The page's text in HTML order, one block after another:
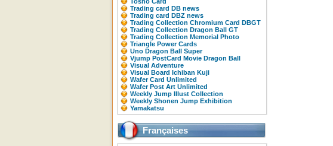
Trading card DB news
Trading card DBZ news
Trading Collection Chromium Card DBGT
Trading Collection Dragon Ball GT
Trading Collection Memorial Photo
Triangle Power Cards
Uno Dragon Ball Super
Vjump PostCard Movie Dragon Ball
Visual Adventure
Visual Board Ichiban Kuji
Wafer Card Unlimited
Wafer Post Art Unlimited
Weekly Jump Illust Collection
Weekly Shonen Jump Exhibition
Yamakatsu
Françaises